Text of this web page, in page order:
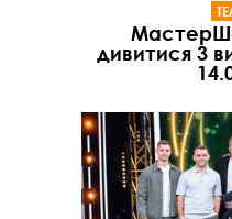
дивитися 3